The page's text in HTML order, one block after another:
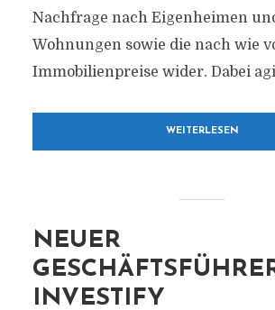
Nachfrage nach Eigenheimen
Wohnungen sowie die nach wie
Immobilienpreise wider. Dabei
WEITERLESEN
NEUER
INVESTIFY